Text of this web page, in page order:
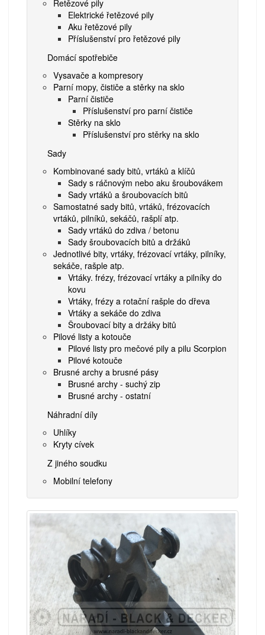
Řetězové pily
Elektrické řetězové pily
Aku řetězové pily
Příslušenství pro řetězové pily
Domácí spotřebiče
Vysavače a kompresory
Parní mopy, čističe a stěrky na sklo
Parní čističe
Příslušenství pro parní čističe
Stěrky na sklo
Příslušenství pro stěrky na sklo
Sady
Kombinované sady bitů, vrtáků a klíčů
Sady s ráčnovým nebo aku šroubovákem
Sady vrtáků a šroubovacích bitů
Samostatné sady bitů, vrtáků, frézovacích
vrtáků, pilníků, sekáčů, rašplí atp.
Sady vrtáků do zdiva / betonu
Sady šroubovacích bitů a držáků
Jednotlivé bity, vrtáky, frézovací vrtáky, pilníky,
sekáče, rašple atp.
Vrtáky. frézy, frézovací vrtáky a pilníky do
kovu
Vrtáky, frézy a rotační rašple do dřeva
Vrtáky a sekáče do zdiva
Šroubovací bity a držáky bitů
Pilové listy a kotouče
Pilové listy pro mečové pily a pilu Scorpion
Pilové kotouče
Brusné archy a brusné pásy
Brusné archy - suchý zip
Brusné archy - ostatní
Náhradní díly
Uhlíky
Kryty cívek
Z jiného soudku
Mobilní telefony